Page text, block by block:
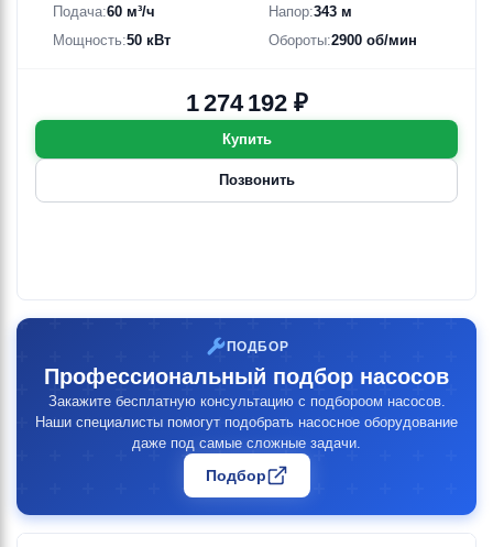
Подача:60 м³/ч Напор:343 м
Мощность:50 кВт Обороты:2900 об/мин
1 274 192 ₽
Купить
Позвонить
ПОДБОР
Профессиональный подбор насосов
Закажите бесплатную консультацию с подбороом насосов.
Наши специалисты помогут подобрать насосное оборудование
даже под самые сложные задачи.
Подбор